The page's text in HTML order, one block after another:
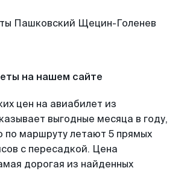
на нашем сайте
цен на авиабилет из
выгодные месяца в году,
маршруту летают 5 прямых
с пересадкой. Цена
дорогая из найденных